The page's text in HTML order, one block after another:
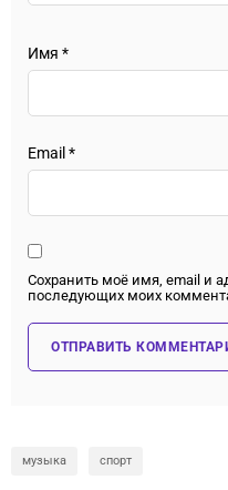
Имя *
Email *
Сохранить моё имя, email и
последующих моих
музыка спорт